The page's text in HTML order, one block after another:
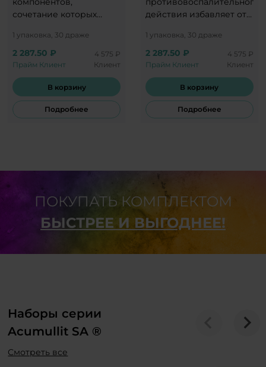
сочетание которых
правильной и
слаженной работы
суставов.
1 упаковка, 30 драже
2 287.50 ₽
Прайм Клиент
4 575 ₽
Клиент
В корзину
Подробнее
действия избавляет от
ощущений.
1 упаковка, 30 драже
2 287.50 ₽
Прайм Клиент
4 575 ₽
Клиент
В корзину
Подробнее
ПОКУПАТЬ КОМПЛЕКТОМ
БЫСТРЕЕ И ВЫГОДНЕЕ!
Наборы серии
Acumullit SA ®
Смотреть все